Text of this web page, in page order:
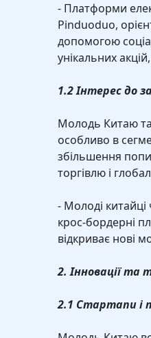
- Платформи
Pinduoduo,
допомогою
унікальних
1.2 Інтерес до
Молодь Китаю
особливо в
збільшення
торгівлю і
- Молоді
крос-бордерні
відкриває нові
2. Інновації та
2.1 Стартапи і